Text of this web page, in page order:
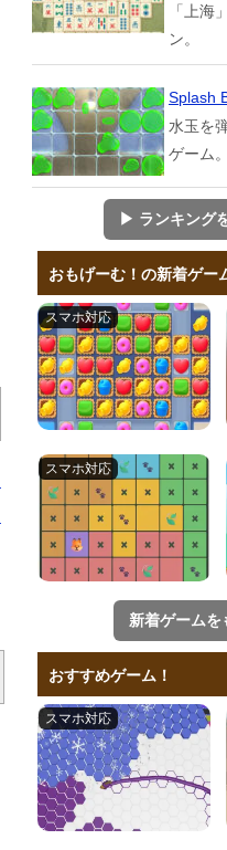
「上海
ン。
Splash
水玉を
ゲーム。
▶ ランキング
おもげーむ！の新着ゲー
新着ゲームを
おすすめゲーム！